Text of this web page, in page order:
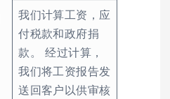
我们计算工资，应
付税款和政府捐
款。 经过计算，
我们将工资报告发
送回客户以供审核